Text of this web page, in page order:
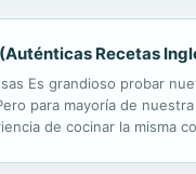
Recetas
Es grandioso probar
para mayoría de
de cocinar la misma